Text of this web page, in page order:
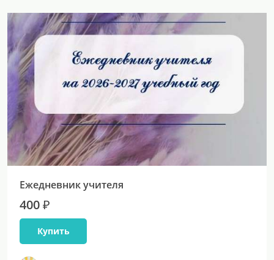
Ежедневник учителя
400 ₽
Купить